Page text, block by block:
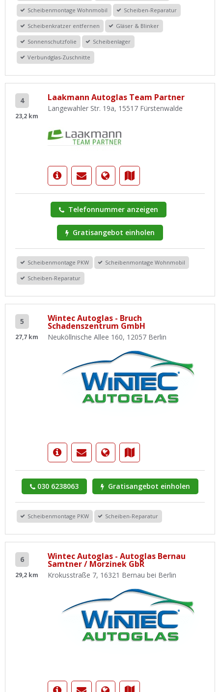
Scheibenmontage Wohnmobil Scheiben-Reparatur
Scheibenkratzer entfernen Gläser & Blinker
Sonnenschutzfolie Scheibenlager
Verbundglas-Zuschnitte
4
23,2 km
Laakmann Autoglas Team Partner
Langewahler Str. 19a, 15517 Fürstenwalde
Telefonnummer anzeigen
Gratisangebot einholen
Scheibenmontage PKW Scheibenmontage Wohnmobil
Scheiben-Reparatur
5
27,7 km
Wintec Autoglas - Bruch
Schadenszentrum GmbH
Neuköllnische Allee 160, 12057 Berlin
030 6238063 Gratisangebot einholen
Scheibenmontage PKW Scheiben-Reparatur
6
29,2 km
Wintec Autoglas - Autoglas Bernau
Samtner / Morzinek GbR
Krokusstraße 7, 16321 Bernau bei Berlin